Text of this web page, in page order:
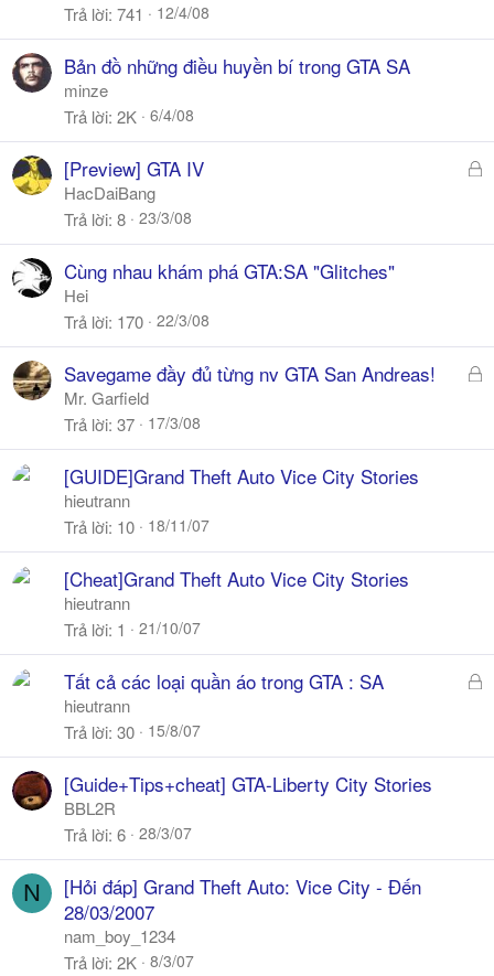
h
Trả lời 741 12/4/08
Bản đồ những điều huyền bí trong GTA SA
minze
Trả lời 2K 6/4/08
Đ
h
[Preview] GTA IV
HacDaiBang
Trả lời 8 23/3/08
Cùng nhau khám phá GTA:SA "Glitches"
Hei
Trả lời 170 22/3/08
Đ
h
Savegame đầy đủ từng nv GTA San Andreas!
Mr. Garfield
Trả lời 37 17/3/08
[GUIDE]Grand Theft Auto Vice City Stories
hieutrann
Trả lời 10 18/11/07
[Cheat]Grand Theft Auto Vice City Stories
hieutrann
Trả lời 1 21/10/07
Đ
h
Tất cả các loại quần áo trong GTA : SA
hieutrann
Trả lời 30 15/8/07
[Guide+Tips+cheat] GTA-Liberty City Stories
BBL2R
Trả lời 6 28/3/07
N
[Hỏi đáp] Grand Theft Auto: Vice City - Đến
28/03/2007
nam_boy_1234
Trả lời 2K 8/3/07